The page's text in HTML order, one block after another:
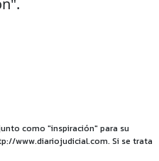
como "inspiración" para su
www.diariojudicial.com. Si se trata